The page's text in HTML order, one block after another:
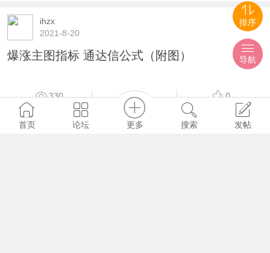
ihzx
2021-8-20
爆涨主图指标 通达信公式（附图）
首页 论坛 更多 搜索 发帖
排序
导航